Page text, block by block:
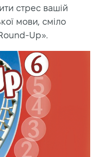
стрес вашій
мови, сміло
Up».